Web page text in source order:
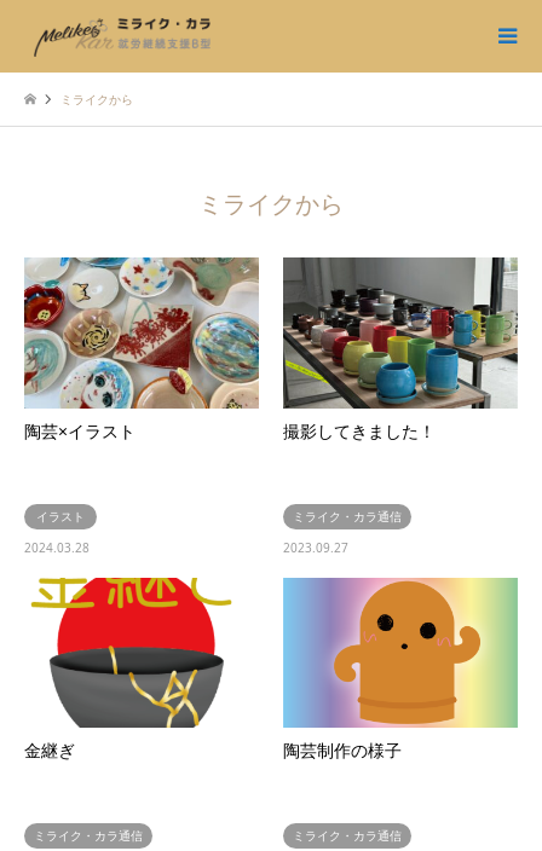
ミライクから
ミライクから
陶芸×イラスト
イラスト
2024.03.28
撮影してきました！
ミライク・カラ通信
2023.09.27
金継ぎ
ミライク・カラ通信
陶芸制作の様子
ミライク・カラ通信